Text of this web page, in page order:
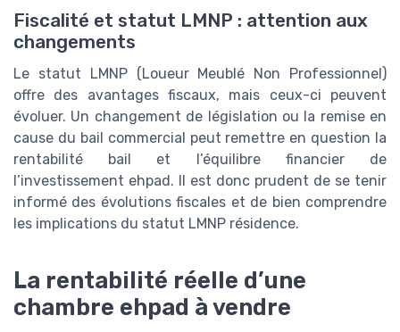
Fiscalité et statut LMNP : attention aux
changements
Le statut LMNP (Loueur Meublé Non Professionnel)
offre des avantages fiscaux, mais ceux-ci peuvent
évoluer. Un changement de législation ou la remise en
cause du bail commercial peut remettre en question la
rentabilité bail et l’équilibre financier de
l’investissement ehpad. Il est donc prudent de se tenir
informé des évolutions fiscales et de bien comprendre
les implications du statut LMNP résidence.
La rentabilité réelle d’une
chambre ehpad à vendre